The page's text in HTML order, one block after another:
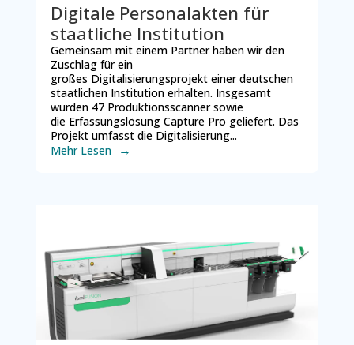
Digitale Personalakten für
staatliche Institution
Gemeinsam mit einem Partner haben wir den
Zuschlag für ein
großes Digitalisierungsprojekt einer deutschen
staatlichen Institution erhalten. Insgesamt
wurden 47 Produktionsscanner sowie
die Erfassungslösung Capture Pro geliefert. Das
Projekt umfasst die Digitalisierung...
Mehr Lesen